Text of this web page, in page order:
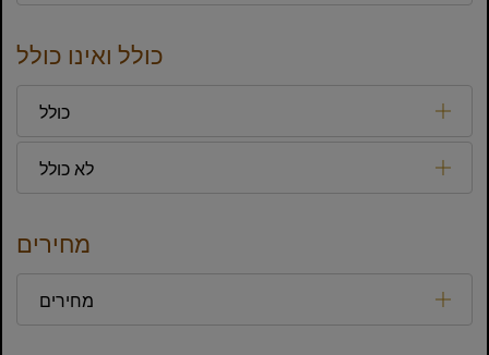
כולל ואינו כולל
כולל
לא כולל
מחירים
מחירים